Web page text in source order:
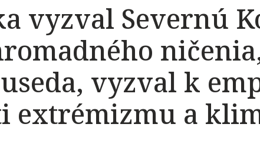
vyzval Severnú
vyzval k
extrémizmu a